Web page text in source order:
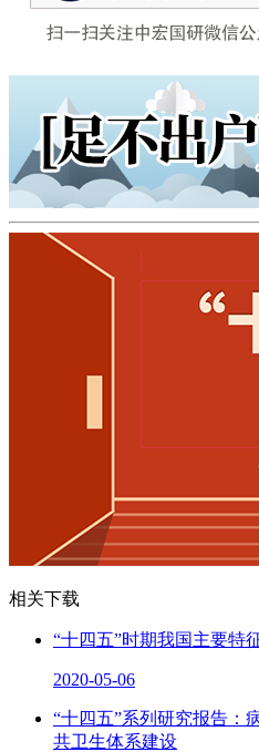
相关下载
“十四五”时期我国主要特
2020-05-06
“十四五”系列研究报告：
共卫生体系建设